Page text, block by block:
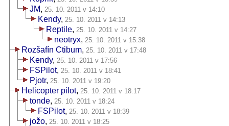
JM, 25. 10. 2011 v 14:10
Kendy, 25. 10. 2011 v 14:13
Reptile, 25. 10. 2011 v 14:27
neotryx, 25. 10. 2011 v 15:38
Rozšafín Ctibum, 25. 10. 2011 v 17:48
Kendy, 25. 10. 2011 v 17:56
FSPilot, 25. 10. 2011 v 18:41
Pjotr, 25. 10. 2011 v 19:20
Helicopter pilot, 25. 10. 2011 v 18:17
tonde, 25. 10. 2011 v 18:24
FSPilot, 25. 10. 2011 v 18:39
jožo, 25. 10. 2011 v 18:25